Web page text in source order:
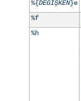
%{DEĞİŞKEN}e
%f
%h